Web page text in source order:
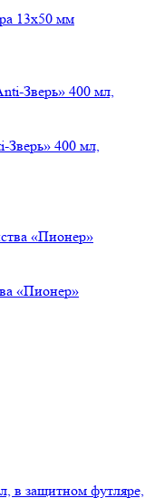
13х50 мм
Зверь» 400 мл,
«Пионер»